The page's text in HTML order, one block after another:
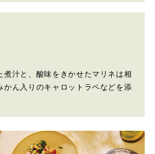
汁と、酸味をきかせたマリネは相
ん入りのキャロットラペなどを添